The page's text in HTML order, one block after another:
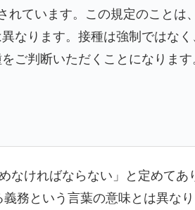
れています。この規定のことは
なります。接種は強制ではな
ご判断いただくことになります
ければならない」と定めてあ
務という言葉の意味とは異な